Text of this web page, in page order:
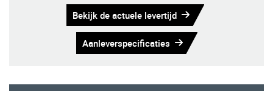
Bekijk de actuele levertijd
Aanleverspecificaties